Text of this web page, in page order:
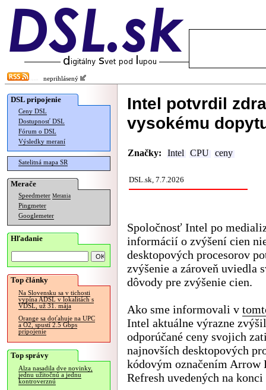
neprihlásený
DSL pripojenie
Ceny DSL
Dostupnosť DSL
Fórum o DSL
Výsledky meraní
Satelitná mapa SR
Merače
Speedmeter Merania
Pingmeter
Googlemeter
Hľadanie
Top články
Na Slovensku sa v tichosti
vypína ADSL v lokalitách s
VDSL, už 31. mája
Orange sa doťahuje na UPC
a O2, spustí 2.5 Gbps
pripojenie
Top správy
Alza nasadila dve novinky,
jednu užitočnú a jednu
kontroverznú
Intel potvrdil
vysokému
Značky: Intel CPU ceny
DSL.sk, 7.7.2026
Spoločnosť Intel po
informácií o zvýšení cien
desktopových procesorov
zvýšenie a zároveň uviedla
dôvody pre zvýšenie cien.
Ako sme informovali v
Intel aktuálne výrazne zvýšil
odporúčané ceny svojich
najnovších desktopových
kódovým označením Arrow
Refresh uvedených na konci